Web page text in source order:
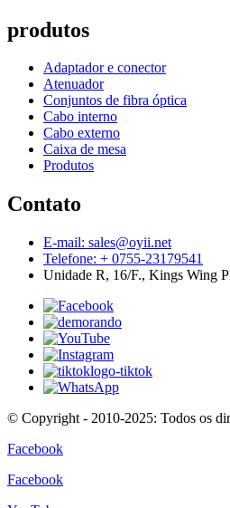
produtos
Adaptador e conector
Atenuador
Conjuntos de fibra óptica
Cabo interno
Cabo externo
Caixa de mesa
Produtos
Contato
E-mail: sales@oyii.net
Telefone: + 0755-23179541
Unidade R, 16/F., Kings Wing
© Copyright - 2010-2025: Todos os
Facebook
Facebook